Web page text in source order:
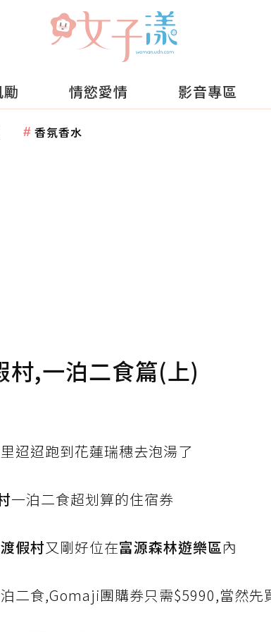
情慾愛情 影音專區
香氛香水
村,一泊二食篇(上)
迢迢跑到花蓮瑞穗去泡湯了
一泊二食超划算的住宿券
假村又剛好位在富源森林遊樂區內
二食,Gomaji團購券只需$5990,當然先